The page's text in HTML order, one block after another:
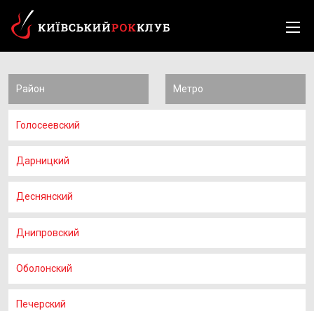
Район Метро
Голосеевский
Дарницкий
Деснянский
Днипровский
Оболонский
Печерский